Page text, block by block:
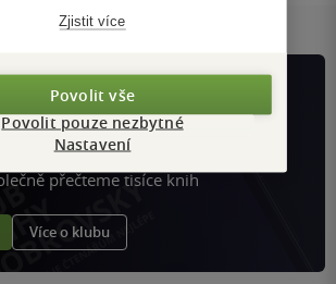
a klubové výhody
a naší appce KDčko
přečteme tisíce knih
Více o klubu
Zjistit více
Povolit vše
Povolit pouze nezbytné
Nastavení